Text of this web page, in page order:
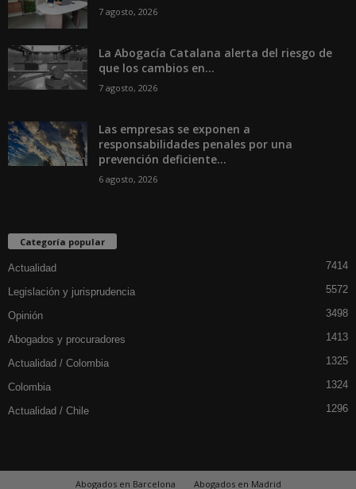
7 agosto, 2026
La Abogacía Catalana alerta del riesgo de
que los cambios en...
7 agosto, 2026
Las empresas se exponen a
responsabilidades penales por una
prevención deficiente...
6 agosto, 2026
Categoría popular
Actualidad 7414
Legislación y jurisprudencia 5572
Opinión 3498
Abogados y procuradores 1413
Actualidad / Colombia 1325
Colombia 1324
Actualidad / Chile 1296
Abogados en Barcelona Abogados en Madrid